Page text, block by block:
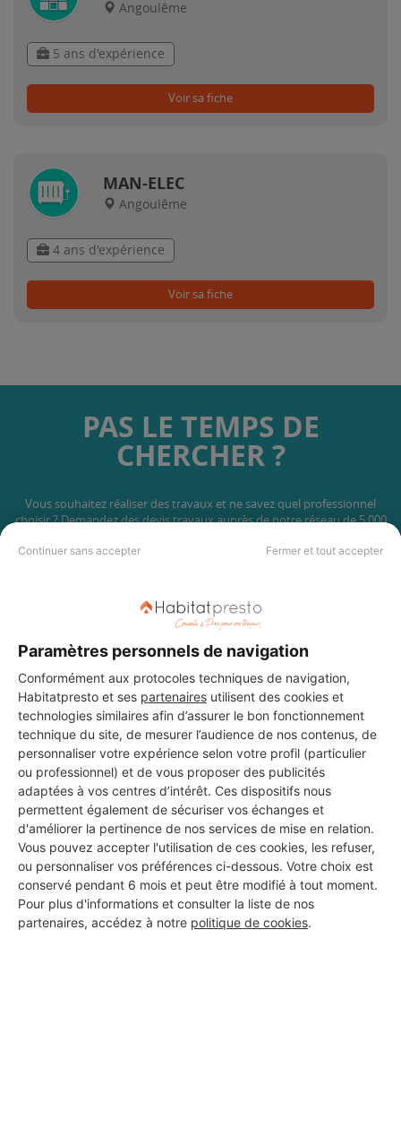
Continuer sans accepter Fermer et tout accepter
Paramètres personnels de navigation
Conformément aux protocoles techniques de navigation,
Habitatpresto et ses partenaires utilisent des cookies et
technologies similaires afin d’assurer le bon fonctionnement
technique du site, de mesurer l’audience de nos contenus, de
personnaliser votre expérience selon votre profil (particulier
ou professionnel) et de vous proposer des publicités
adaptées à vos centres d’intérêt. Ces dispositifs nous
permettent également de sécuriser vos échanges et
d'améliorer la pertinence de nos services de mise en relation.
Vous pouvez accepter l'utilisation de ces cookies, les refuser,
ou personnaliser vos préférences ci-dessous. Votre choix est
conservé pendant 6 mois et peut être modifié à tout moment.
Pour plus d'informations et consulter la liste de nos
partenaires, accédez à notre politique de cookies.
Angoulême
5 ans d'expérience
Voir sa fiche
MAN-ELEC
Angoulême
4 ans d'expérience
Voir sa fiche
PAS LE TEMPS DE
CHERCHER ?
Vous souhaitez réaliser des travaux et ne savez quel professionnel
choisir ? Demandez des devis travauxauprès de notre réseau de 5 000
DEMANDER UN DEVIS